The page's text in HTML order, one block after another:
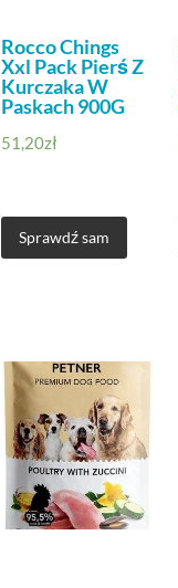
Rocco Chings
Xxl Pack Pierś Z
Kurczaka W
Paskach 900G
51,20zł
Sprawdź sam